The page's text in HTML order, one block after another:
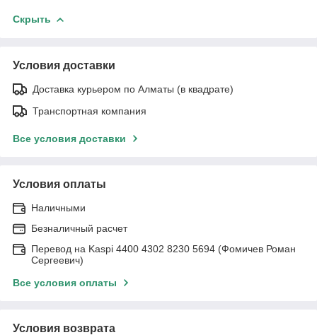
Скрыть
Условия доставки
Доставка курьером по Алматы (в квадрате)
Транспортная компания
Все условия доставки
Условия оплаты
Наличными
Безналичный расчет
Перевод на Kaspi 4400 4302 8230 5694 (Фомичев Роман
Сергеевич)
Все условия оплаты
Условия возврата